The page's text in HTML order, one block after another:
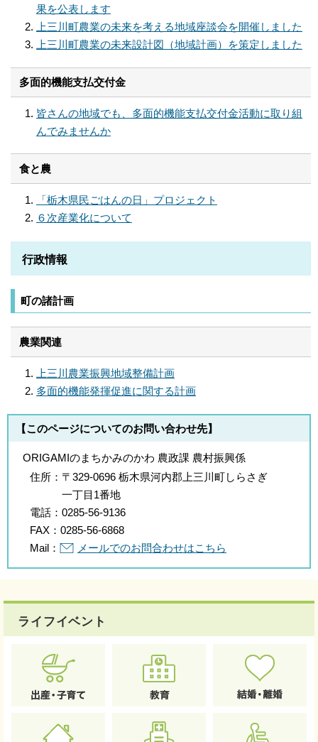
果を公表します
上三川町農業の未来を考える地域座談会を開催しました
上三川町農業の未来設計図（地域計画）を策定しました
多面的機能支払交付金
皆さんの地域でも、多面的機能支払交付金活動に取り組
んでみませんか
食と農
「栃木県民ごはんの日」プロジェクト
６次産業化について
行政情報
町の諸計画
農業関連
上三川農業振興地域整備計画
多面的機能発揮促進に関する計画
【このページについてのお問い合わせ先】
ORIGAMIのまちかみのかわ 農政課 農村振興係
住所： 〒329-0696 栃木県河内郡上三川町しらさぎ
一丁目1番地
電話： 0285-56-9136
FAX： 0285-56-6868
Mail：
メールでのお問合わせはこちら
ライフイベント